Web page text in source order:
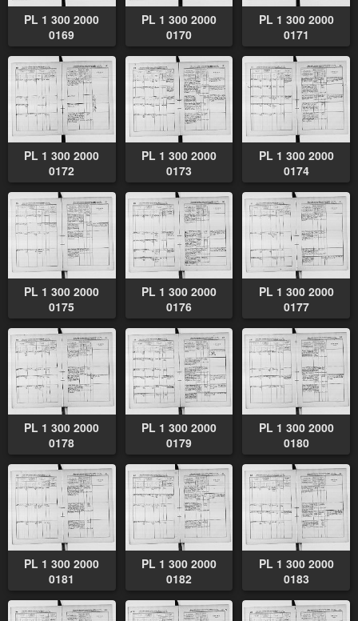
PL 1 300 2000
0169
PL 1 300 2000
0170
PL 1 300 2000
0171
PL 1 300 2000
0172
PL 1 300 2000
0173
PL 1 300 2000
0174
PL 1 300 2000
0175
PL 1 300 2000
0176
PL 1 300 2000
0177
PL 1 300 2000
0178
PL 1 300 2000
0179
PL 1 300 2000
0180
PL 1 300 2000
0181
PL 1 300 2000
0182
PL 1 300 2000
0183